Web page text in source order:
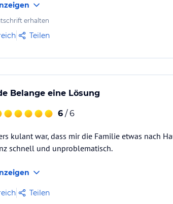
erhalten
Teilen
Belange eine Lösung
6 / 6
kulant war, dass mir die Familie etwas nach
schnell und unproblematisch.
Teilen